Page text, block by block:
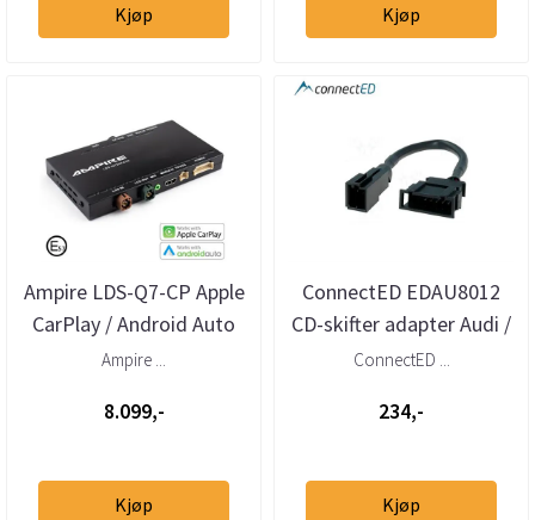
Kjøp Kjøp
Ampire LDS-Q7-CP Apple
CarPlay / Android Auto
integrering
Ampire ...
8.099,-
Kjøp
ConnectED EDAU8012
CD-skifter adapter Audi /
Bentley / VW mini-ISO
ConnectED ...
234,-
Kjøp